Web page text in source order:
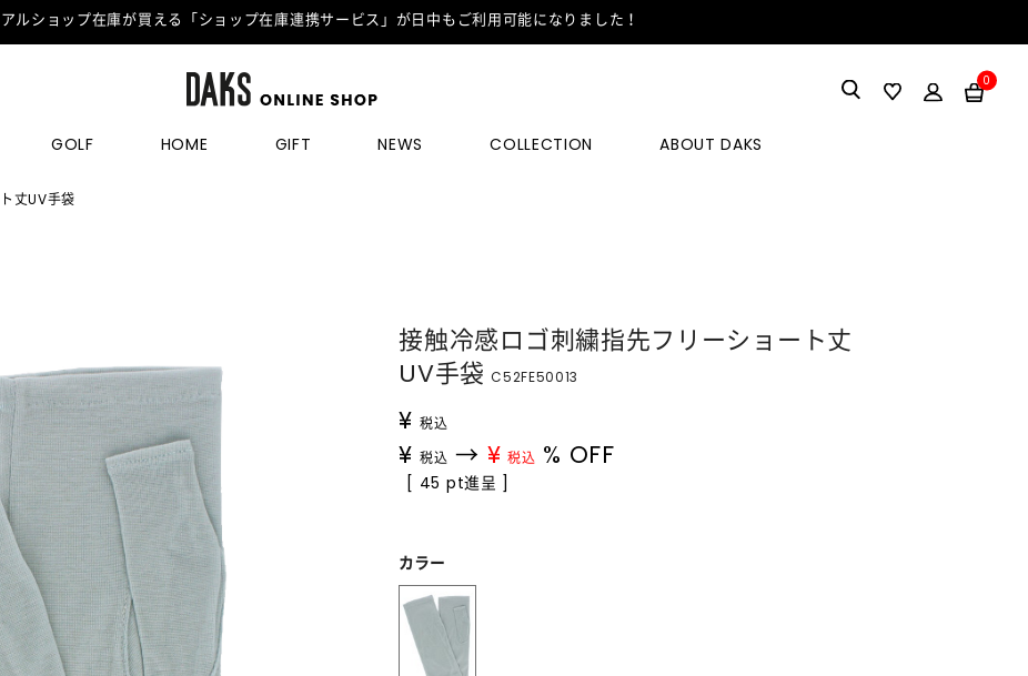
ルショップ在庫が買える「ショップ在庫連携サービス」が日中もご利用可能になりました！
0
GOLF HOME GIFT NEWS COLLECTION ABOUT DAKS
丈UV手袋
接触冷感ロゴ刺繍指先フリーショート丈
UV手袋 C52FE50013
¥ 税込
¥ 税込 → ¥ 税込 % OFF
[ 45 pt進呈 ]
カラー